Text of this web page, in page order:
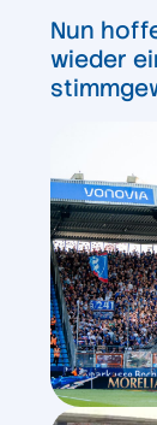
Nun
wieder